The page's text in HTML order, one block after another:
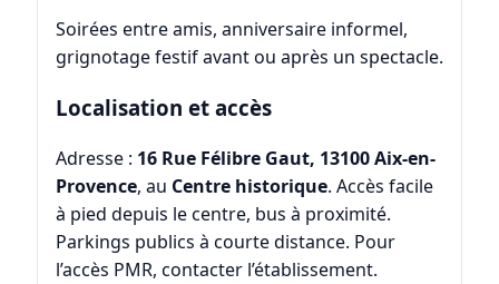
Soirées entre amis, anniversaire informel,
grignotage festif avant ou après un spectacle.
Localisation et accès
Adresse : 16 Rue Félibre Gaut, 13100 Aix-en-
Provence, au Centre historique. Accès facile
à pied depuis le centre, bus à proximité.
Parkings publics à courte distance. Pour
l’accès PMR, contacter l’établissement.